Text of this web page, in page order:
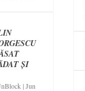
ȘI
|Jun